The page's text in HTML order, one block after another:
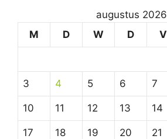
augustus 2026
M
D W D V
3 4 5 6 7
10 11 12 13 14
17 18 19 20 21